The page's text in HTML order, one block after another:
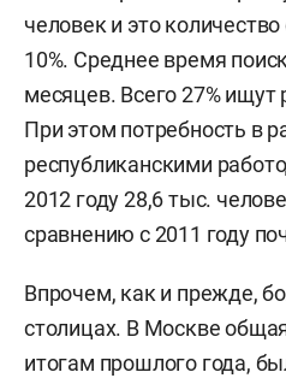
человек и это количество
10%. Среднее время
месяцев. Всего 27% ищут
При этом потребность в
республиканскими
2012 году 28,6 тыс.
сравнению с 2011 году
Впрочем, как и прежде,
столицах. В Москве
итогам прошлого года,